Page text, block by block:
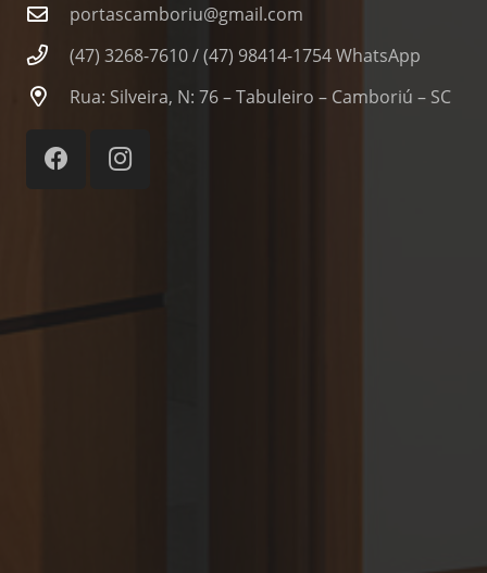
portascamboriu@gmail.com
(47) 3268-7610 / (47) 98414-1754 WhatsApp
Rua: Silveira, N: 76 – Tabuleiro – Camboriú – SC